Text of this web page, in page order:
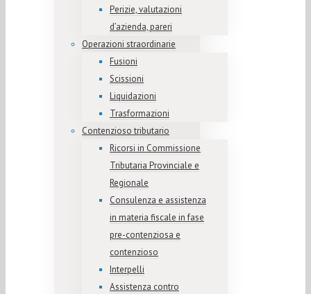
Perizie, valutazioni
d’azienda, pareri
Operazioni straordinarie
Fusioni
Scissioni
Liquidazioni
Trasformazioni
Contenzioso tributario
Ricorsi in Commissione
Tributaria Provinciale e
Regionale
Consulenza e assistenza
in materia fiscale in fase
pre-contenziosa e
contenzioso
Interpelli
Assistenza contro